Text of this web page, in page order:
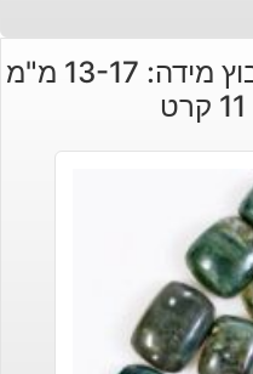
ג'ספר ירוק מלוטש לשיבוץ מידה: 13-17 מ"מ